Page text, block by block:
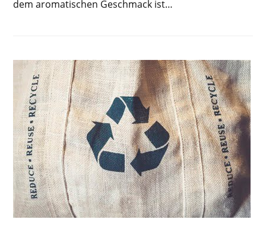
dem aromatischen Geschmack ist…